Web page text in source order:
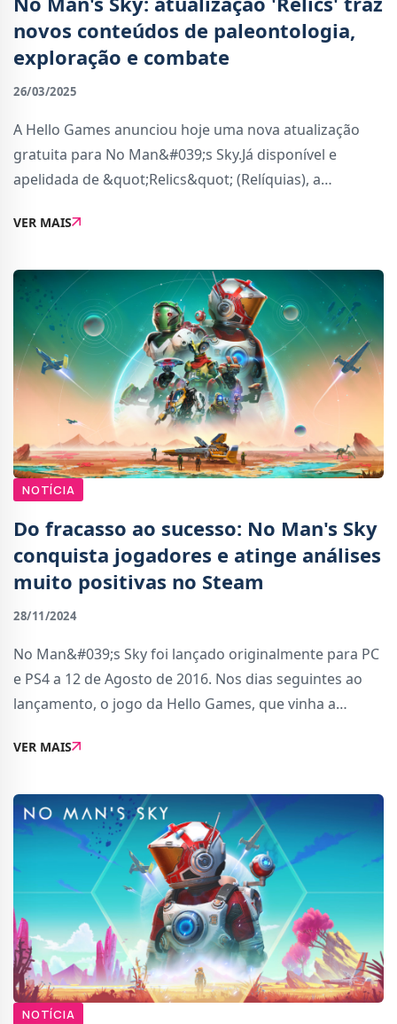
novos conteúdos de paleontologia,
exploração e combate
26/03/2025
A Hello Games anunciou hoje uma nova atualização
gratuita para No Man&#039;s Sky.Já disponível e
apelidada de &quot;Relics&quot; (Relíquias), a
vasta gama de novos conteúdos focados na pale
VER MAIS
NOTÍCIA
Do fracasso ao sucesso: No Man's Sky
conquista jogadores e atinge análises
muito positivas no Steam
28/11/2024
No Man&#039;s Sky foi lançado originalmente para PC
e PS4 a 12 de Agosto de 2016. Nos dias seguintes ao
lançamento, o jogo da Hello Games, que vinha a
considerado como uma desilusão, não cumprindo
VER MAIS
NOTÍCIA